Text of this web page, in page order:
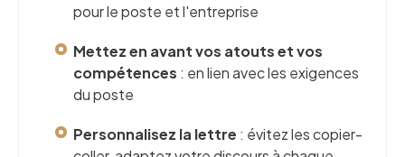
pour le poste et l'entreprise
Mettez en avant vos atouts et vos
compétences : en lien avec les exigences
du poste
Personnalisez la lettre : évitez les copier-